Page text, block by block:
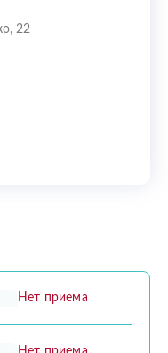
22
Нет приема